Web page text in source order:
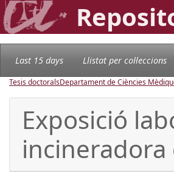
Last 15 days Llistat per col·leccions
Tesis doctoralsDepartament de Ciències
Exposició
incineradora